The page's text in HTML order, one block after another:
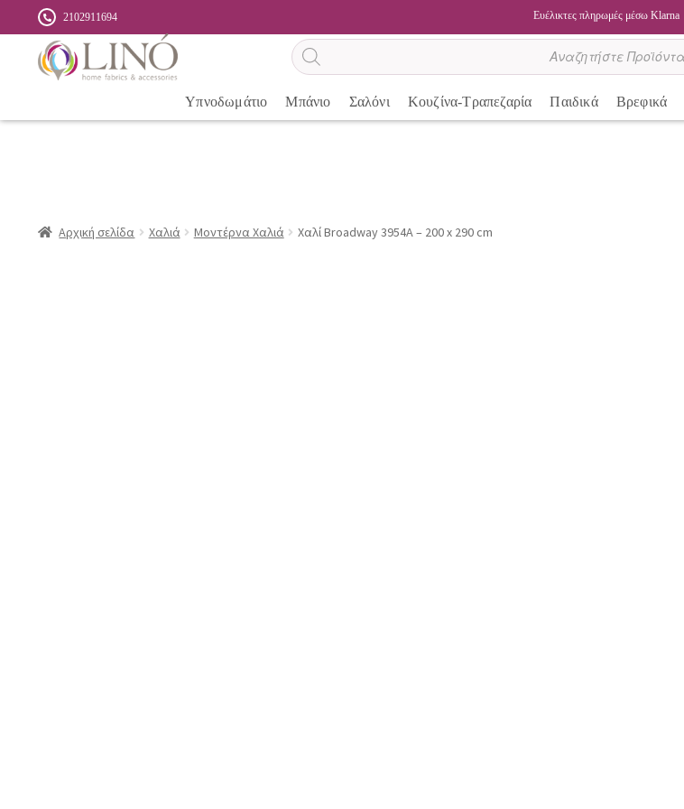
2102911694 Ευέλικτες πληρωμές μέσω Klarna
Αναζήτηση
προϊόντων
Υπνοδωμάτιο Μπάνιο Σαλόνι Κουζίνα-Τραπεζαρία Παιδικά Βρεφικά
Αρχική σελίδα Χαλιά Μοντέρνα Χαλιά Χαλί Broadway 3954A – 200 x 290 cm